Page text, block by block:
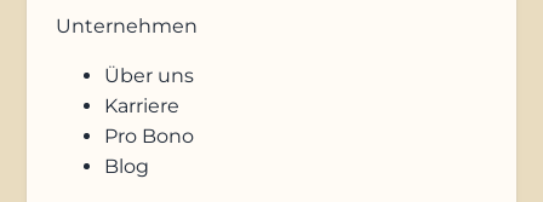
Unternehmen
Über uns
Karriere
Pro Bono
Blog